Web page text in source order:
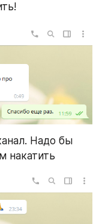
Надо бы
накатить